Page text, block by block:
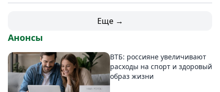
Еще →
Анонсы
ВТБ: россияне увеличивают
расходы на спорт и здоровый
образ жизни